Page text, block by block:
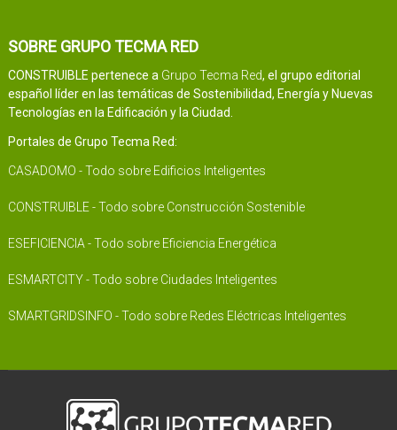
SOBRE GRUPO TECMA RED
CONSTRUIBLE pertenece a Grupo Tecma Red, el grupo editorial
español líder en las temáticas de Sostenibilidad, Energía y Nuevas
Tecnologías en la Edificación y la Ciudad.
Portales de Grupo Tecma Red:
CASADOMO - Todo sobre Edificios Inteligentes
CONSTRUIBLE - Todo sobre Construcción Sostenible
ESEFICIENCIA - Todo sobre Eficiencia Energética
ESMARTCITY - Todo sobre Ciudades Inteligentes
SMARTGRIDSINFO - Todo sobre Redes Eléctricas Inteligentes